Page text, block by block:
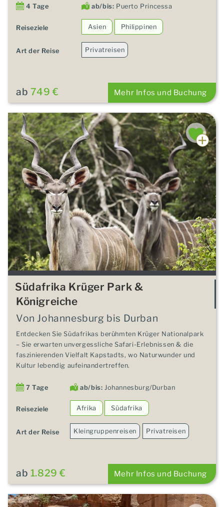
4 Tage ab/bis: Puerto Princessa
Reiseziele Asien Philippinen
Art der Reise Privatreisen
ab 749 € Mehr Infos und Buchung
Südafrika Krüger Park &
Königreiche
Von Johannesburg bis Durban
Entdecken Sie Südafrikas berühmten Krüger Nationalpark
– Sie erwarten unvergessliche Safari-Erlebnissen & die
faszinierenden Vielfalt Kapstadts, wo Naturwunder und
Kultur lebendig aufeinandertreffen.
7 Tage ab/bis: Johannesburg/Durban
Reiseziele Afrika Südafrika
Art der Reise Kleingruppenreisen Privatreisen
ab 1.829 € Mehr Infos und Buchung